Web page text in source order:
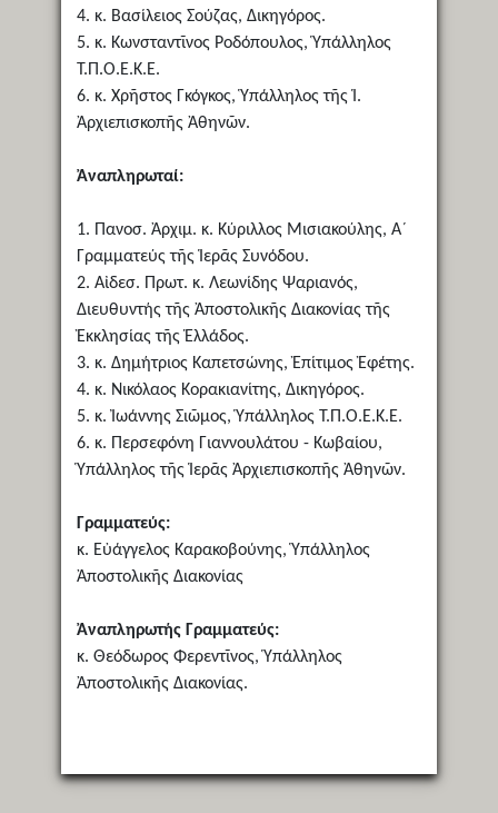
4. κ. Βασίλειος Σούζας, Δικηγόρος.
5. κ. Κωνσταντῖνος Ροδόπουλος, Ὑπάλληλος
Τ.Π.Ο.Ε.Κ.Ε.
6. κ. Χρῆστος Γκόγκος, Ὑπάλληλος τῆς Ἱ.
Ἀρχιεπισκοπῆς Ἀθηνῶν.
Ἀναπληρωταί:
1. Πανοσ. Ἀρχιμ. κ. Κύριλλος Μισιακούλης, Α´
Γραμματεύς τῆς Ἱερᾶς Συνόδου.
2. Αἰδεσ. Πρωτ. κ. Λεωνίδης Ψαριανός,
Διευθυντής τῆς Ἀποστολικῆς Διακονίας τῆς
Ἐκκλησίας τῆς Ἑλλάδος.
3. κ. Δημήτριος Καπετσώνης, Ἐπίτιμος Ἐφέτης.
4. κ. Νικόλαος Κορακιανίτης, Δικηγόρος.
5. κ. Ἰωάννης Σιῶμος, Ὑπάλληλος Τ.Π.Ο.Ε.Κ.Ε.
6. κ. Περσεφόνη Γιαννουλάτου - Κωβαίου,
Ὑπάλληλος τῆς Ἱερᾶς Ἀρχιεπισκοπῆς Ἀθηνῶν.
Γραμματεύς:
κ. Εὐάγγελος Καρακοβούνης, Ὑπάλληλος
Ἀποστολικῆς Διακονίας
Ἀναπληρωτής Γραμματεύς:
κ. Θεόδωρος Φερεντῖνος, Ὑπάλληλος
Ἀποστολικῆς Διακονίας.